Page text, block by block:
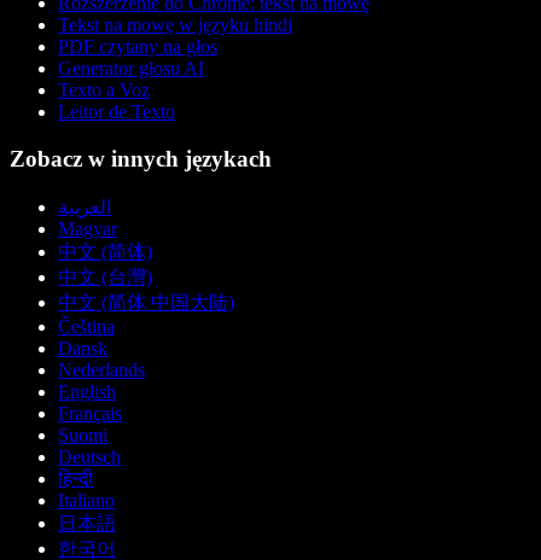
Tekst na mowę w języku hindi
PDF czytany na głos
Generator głosu AI
Texto a Voz
Leitor de Texto
Zobacz w innych językach
العربية
Magyar
中文 (简体)
中文 (台灣)
中文 (简体 中国大陆)
Čeština
Dansk
Nederlands
English
Français
Suomi
Deutsch
हिन्दी
Italiano
日本語
한국어